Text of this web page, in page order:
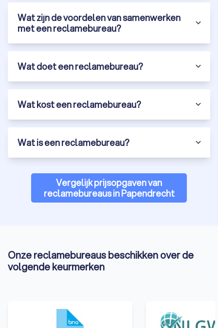
Wat zijn de voordelen van samenwerken
met een reclamebureau?
Wat doet een reclamebureau?
Wat kost een reclamebureau?
Wat is een reclamebureau?
Vergelijk prijsopgaven van
reclamebureaus in Papendrecht
Onze reclamebureaus beschikken over de
volgende keurmerken